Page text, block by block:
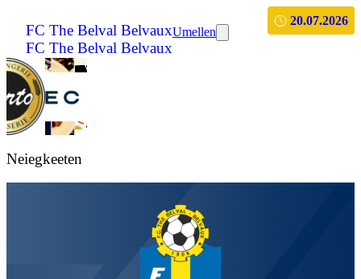
FC The Belval Belvaux
FC The Belval Belvaux
Umellen
Neiegkeeten
20.07.2026